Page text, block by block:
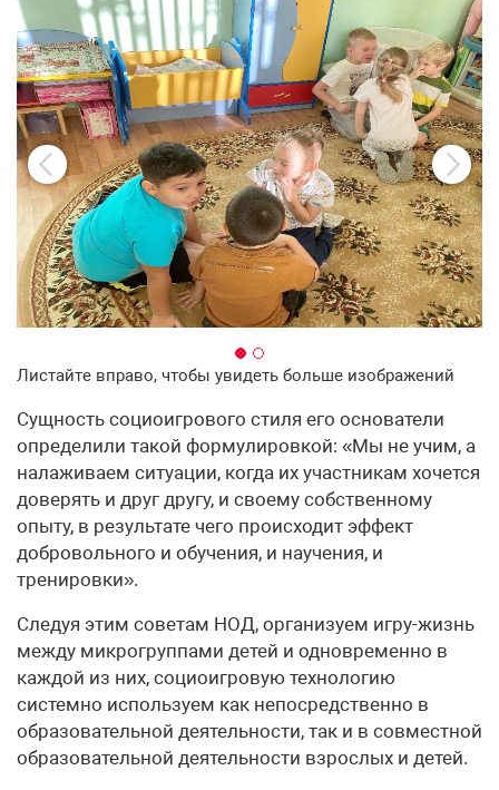
Листайте вправо, чтобы увидеть больше изображений
Сущность социоигрового стиля его основатели
определили такой формулировкой: «Мы не учим, а
налаживаем ситуации, когда их участникам хочется
доверять и друг другу, и своему собственному
опыту, в результате чего происходит эффект
добровольного и обучения, и научения, и
тренировки».
Следуя этим советам НОД, организуем игру-жизнь
между микрогруппами детей и одновременно в
каждой из них, социоигровую технологию
системно используем как непосредственно в
образовательной деятельности, так и в совместной
образовательной деятельности взрослых и детей.